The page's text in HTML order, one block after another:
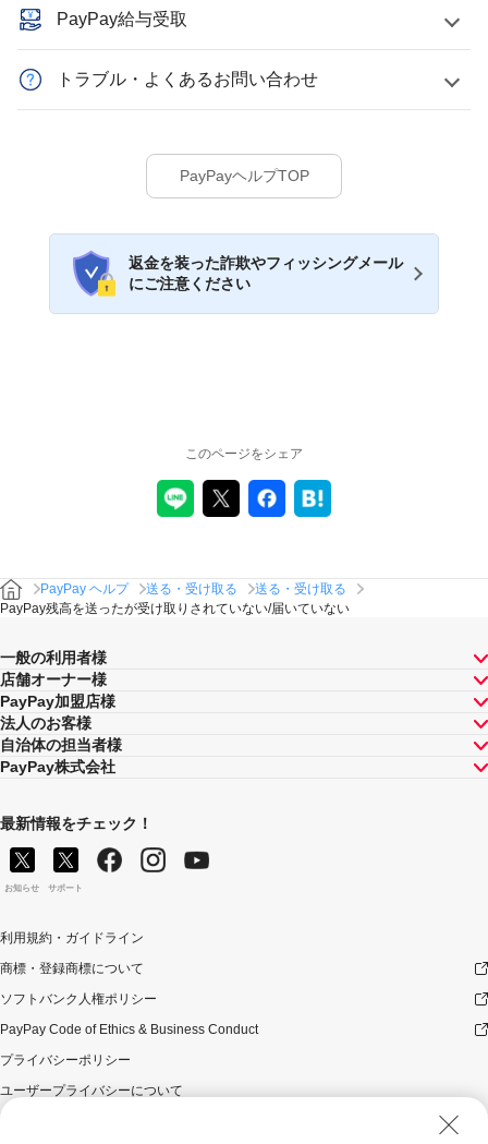
PayPay給与受取
トラブル・よくあるお問い合わせ
PayPayヘルプTOP
返金を装った詐欺やフィッシングメール
にご注意ください
このページをシェア
PayPay ヘルプ 送る・受け取る
送る・受け取る
PayPay残高を送ったが受け取りされていない/届いていない
一般の利用者様
店舗オーナー様
PayPay加盟店様
法人のお客様
自治体の担当者様
PayPay株式会社
最新情報をチェック！
お知らせ サポート
利用規約・ガイドライン
商標・登録商標について
ソフトバンク人権ポリシー
PayPay Code of Ethics & Business Conduct
プライバシーポリシー
ユーザープライバシーについて